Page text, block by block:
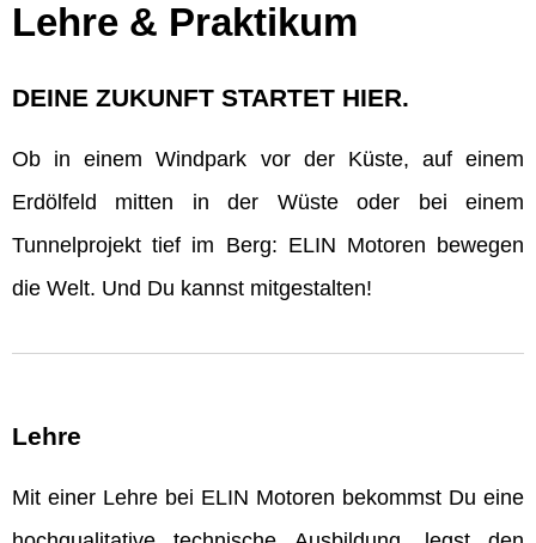
Lehre & Praktikum
DEINE ZUKUNFT STARTET HIER.
Ob in einem Windpark vor der Küste, auf einem
Erdölfeld mitten in der Wüste oder bei einem
Tunnelprojekt tief im Berg: ELIN Motoren bewegen
die Welt. Und Du kannst mitgestalten!
Lehre
Mit einer Lehre bei ELIN Motoren bekommst Du eine